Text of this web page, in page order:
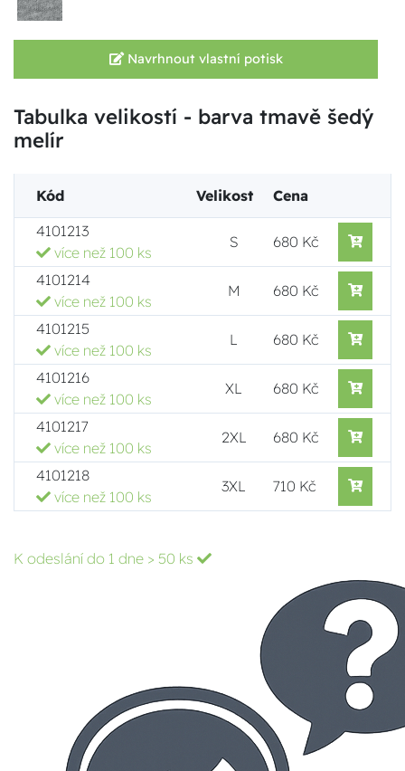
Navrhnout vlastní potisk
Tabulka velikostí - barva tmavě šedý
melír
Kód Velikost
Cena
4101213
více než 100 ks
S 680 Kč
4101214
více než 100 ks
M 680 Kč
4101215
více než 100 ks
L 680 Kč
4101216
více než 100 ks
XL 680 Kč
4101217
více než 100 ks
2XL 680 Kč
4101218
více než 100 ks
3XL 710 Kč
K odeslání do 1 dne > 50 ks